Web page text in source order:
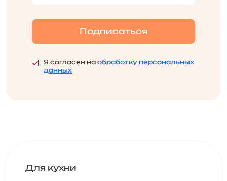
Я согласен наобработку персональных
данных
Для кухни